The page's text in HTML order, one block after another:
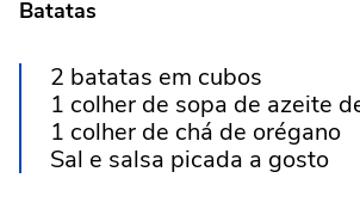
Batatas
2 batatas em cubos
1 colher de sopa de azeite
1 colher de chá de orégano
Sal e salsa picada a gosto